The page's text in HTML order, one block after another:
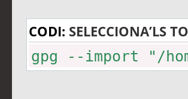
CODI: SELECCIONA’LS
gpg --import "/